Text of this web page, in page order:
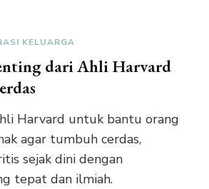
KELUARGA
dari Ahli Harvard
Harvard untuk bantu orang
agar tumbuh cerdas,
sejak dini dengan
tepat dan ilmiah.